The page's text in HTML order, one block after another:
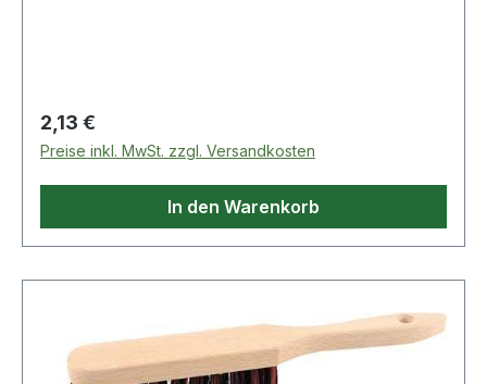
Regulärer Preis:
2,13 €
Preise inkl. MwSt. zzgl. Versandkosten
In den Warenkorb